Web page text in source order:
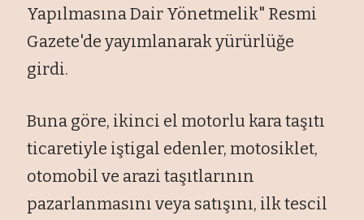
Yapılmasına Dair Yönetmelik" Resmi
Gazete'de yayımlanarak yürürlüğe
girdi.
Buna göre, ikinci el motorlu kara taşıtı
ticaretiyle iştigal edenler, motosiklet,
otomobil ve arazi taşıtlarının
pazarlanmasını veya satışını, ilk tescil